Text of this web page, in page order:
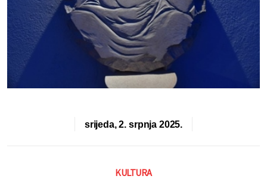
srijeda, 2. srpnja 2025.
KULTURA